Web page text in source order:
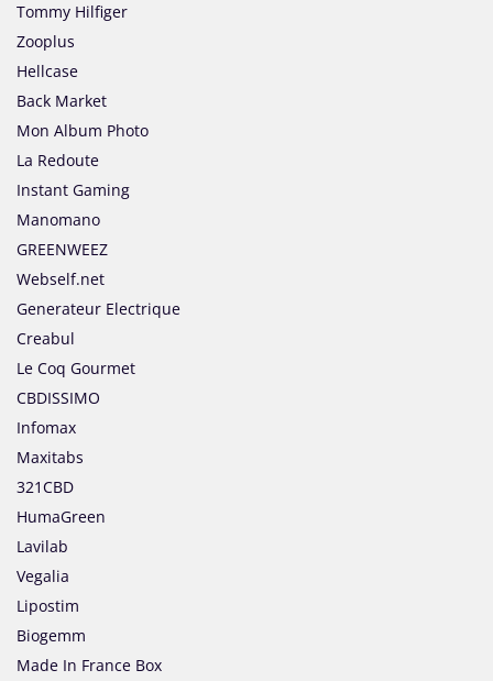
Tommy Hilfiger
Zooplus
Hellcase
Back Market
Mon Album Photo
La Redoute
Instant Gaming
Manomano
GREENWEEZ
Webself.net
Generateur Electrique
Creabul
Le Coq Gourmet
CBDISSIMO
Infomax
Maxitabs
321CBD
HumaGreen
Lavilab
Vegalia
Lipostim
Biogemm
Made In France Box